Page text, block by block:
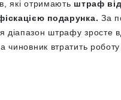
які отримають штраф
подарунка. За
діапазон штрафу зросте
а чиновник втратить